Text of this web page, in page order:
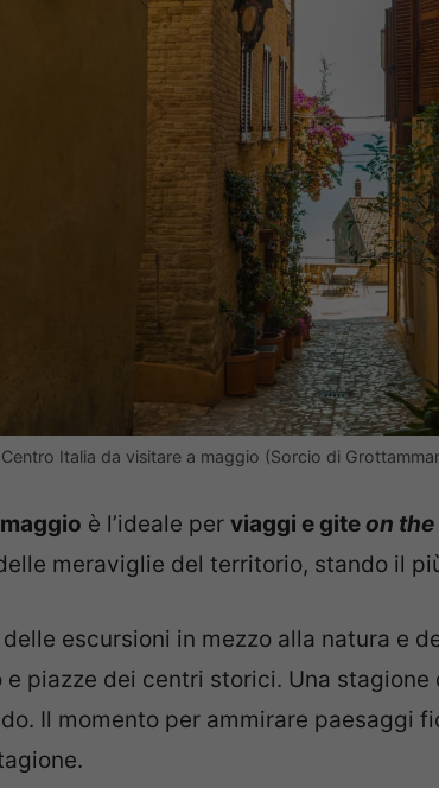
Italia da visitare a maggio (Sorcio di
maggio è l’ideale per viaggi e giteon
meraviglie del territorio, stando il
escursioni in mezzo alla natura e
e piazze dei centri storici. Una
Il momento per ammirare paesaggi